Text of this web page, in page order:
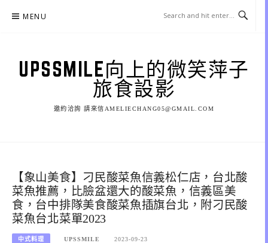
MENU
UPSSMILE向上的微笑萍子
旅食設影
邀約洽詢 請來信AMELIECHANG05@GMAIL.COM
【象山美食】刁民酸菜魚信義松仁店，台北酸
菜魚推薦，比臉盆還大的酸菜魚，信義區美
食，台中排隊美食酸菜魚插旗台北，附刁民酸
菜魚台北菜單2023
中式料理 UPSSMILE 2023-09-23